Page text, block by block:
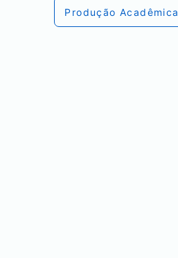
Produção Acadêmica